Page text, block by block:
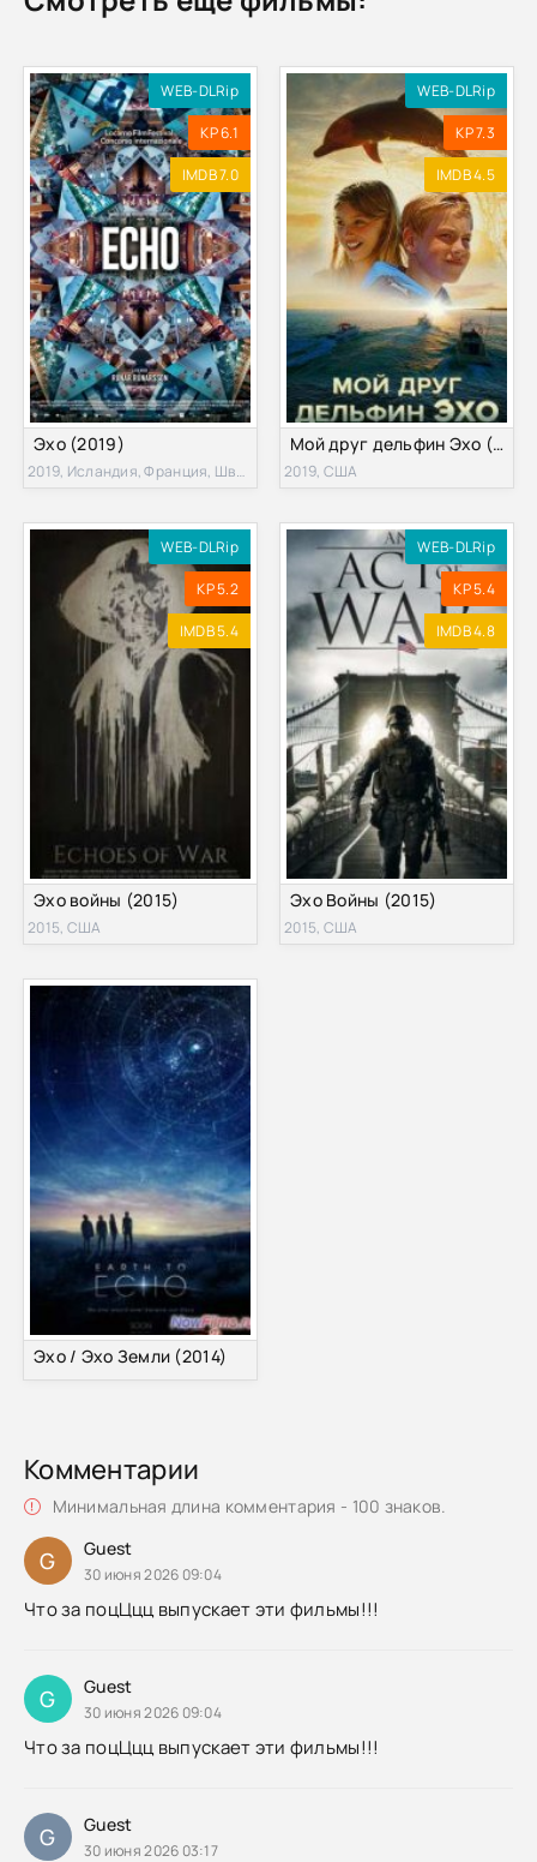
WEB-DLRip
KP 6.1
IMDB 7.0
Эхо (2019)
2019, Исландия, Франция, Швейцария
WEB-DLRip
KP 7.3
IMDB 4.5
Мой друг дельфин Эхо (2019)
2019, США
WEB-DLRip
KP 5.2
IMDB 5.4
Эхо войны (2015)
2015, США
WEB-DLRip
KP 5.4
IMDB 4.8
Эхо Войны (2015)
2015, США
Эхо / Эхо Земли (2014)
Комментарии
Минимальная длина комментария - 100 знаков.
G Guest
30 июня 2026 09:04
Что за поцЦцц выпускает эти фильмы!!!
G Guest
30 июня 2026 09:04
Что за поцЦцц выпускает эти фильмы!!!
G Guest
30 июня 2026 03:17